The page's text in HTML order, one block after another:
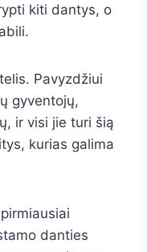
kiti dantys, o
Pavyzdžiui
gyventojų,
ir visi jie turi šią
kurias galima
danties